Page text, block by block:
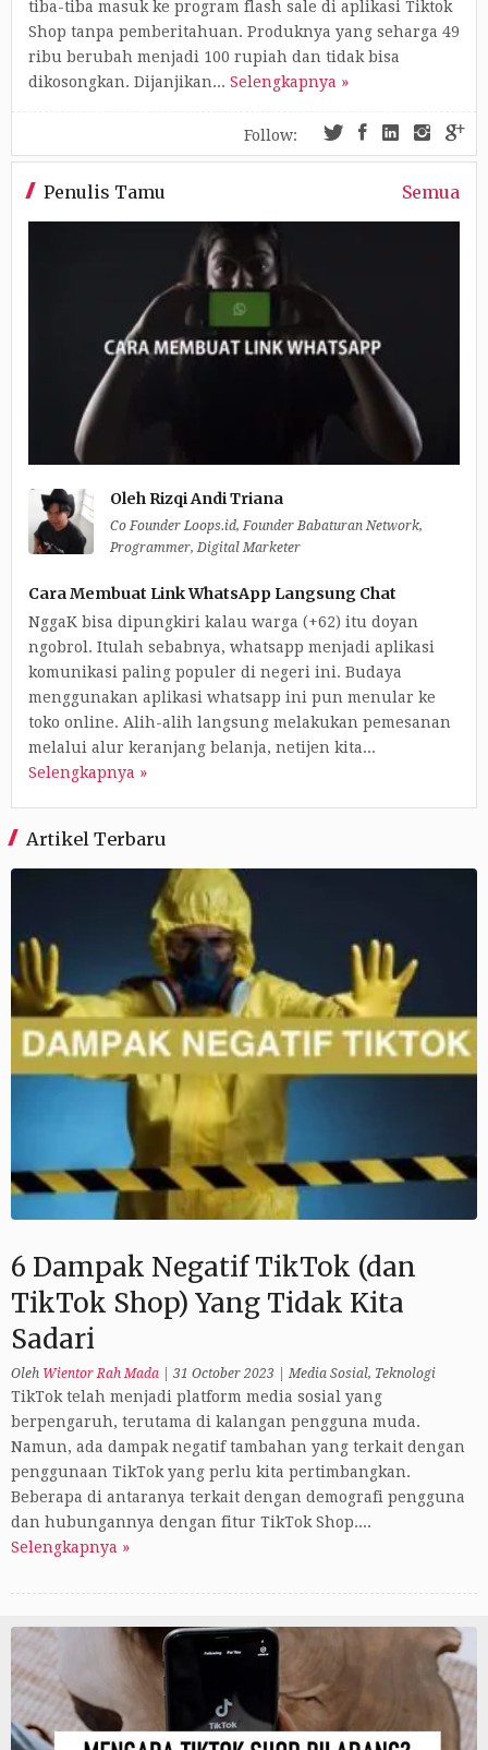
tiba-tiba masuk ke program flash sale di aplikasi Tiktok
Shop tanpa pemberitahuan. Produknya yang seharga 49
ribu berubah menjadi 100 rupiah dan tidak bisa
dikosongkan. Dijanjikan... Selengkapnya »
Follow:
Penulis Tamu Semua
Oleh Rizqi Andi Triana
Co Founder Loops.id, Founder Babaturan Network,
Programmer, Digital Marketer
Cara Membuat Link WhatsApp Langsung Chat
NggaK bisa dipungkiri kalau warga (+62) itu doyan
ngobrol. Itulah sebabnya, whatsapp menjadi aplikasi
komunikasi paling populer di negeri ini. Budaya
menggunakan aplikasi whatsapp ini pun menular ke
toko online. Alih-alih langsung melakukan pemesanan
melalui alur keranjang belanja, netijen kita...
Selengkapnya »
Artikel Terbaru
6 Dampak Negatif TikTok (dan
TikTok Shop) Yang Tidak Kita
Sadari
Oleh Wientor Rah Mada 31 October 2023 Media Sosial, Teknologi
TikTok telah menjadi platform media sosial yang
berpengaruh, terutama di kalangan pengguna muda.
Namun, ada dampak negatif tambahan yang terkait dengan
penggunaan TikTok yang perlu kita pertimbangkan.
Beberapa di antaranya terkait dengan demografi pengguna
dan hubungannya dengan fitur TikTok Shop....
Selengkapnya »